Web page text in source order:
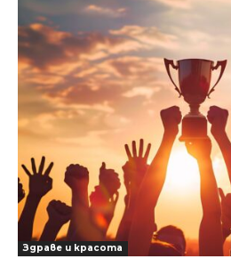
Здраве и красота